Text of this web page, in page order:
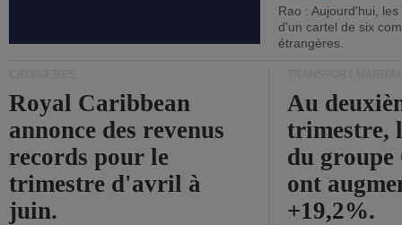
Rao : Aujourd'hui,
d'un cartel de six
étrangères.
Royal Caribbean
annonce des revenus
records pour le
trimestre d'avril à
juin.
Au
trimestre,
du
ont
+19,2%.